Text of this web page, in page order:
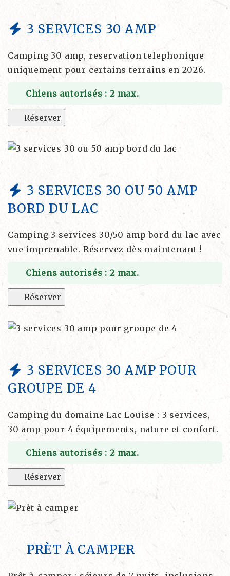
3 SERVICES 30 AMP
Camping 30 amp, reservation telephonique
uniquement pour certains terrains en 2026.
Chiens autorisés : 2 max.
Réserver
3 SERVICES 30 OU 50 AMP
BORD DU LAC
Camping 3 services 30/50 amp bord du lac avec
vue imprenable. Réservez dès maintenant !
Chiens autorisés : 2 max.
Réserver
3 SERVICES 30 AMP POUR
GROUPE DE 4
Camping du domaine Lac Louise : 3 services,
30 amp pour 4 équipements, nature et confort.
Chiens autorisés : 2 max.
Réserver
PRÈT À CAMPER